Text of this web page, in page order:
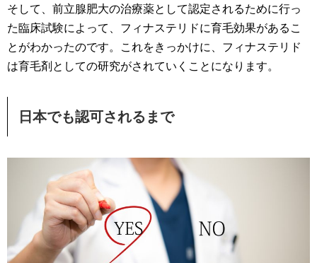
そして、前立腺肥大の治療薬として認定されるために行っ
た臨床試験によって、フィナステリドに育毛効果があるこ
とがわかったのです。これをきっかけに、フィナステリド
は育毛剤としての研究がされていくことになります。
日本でも認可されるまで